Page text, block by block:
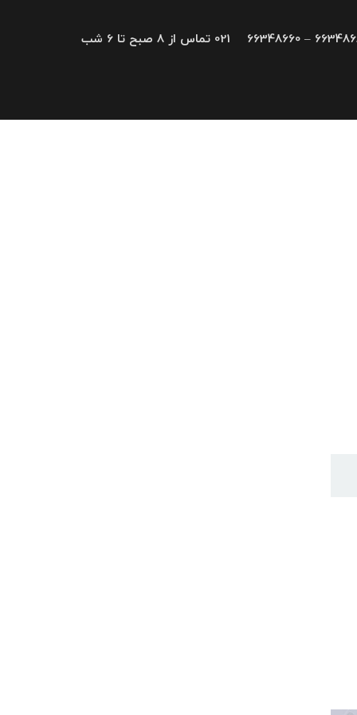
66348680 – 021 تماس از 8 صبح تا 6 شب